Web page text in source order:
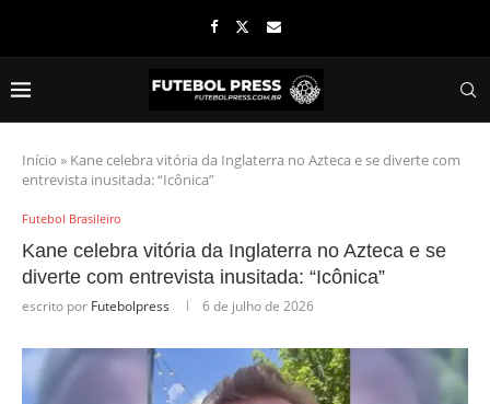
Início » Kane celebra vitória da Inglaterra no Azteca e se diverte com
entrevista inusitada: “Icônica”
Futebol Brasileiro
Kane celebra vitória da Inglaterra no Azteca e se
diverte com entrevista inusitada: “Icônica”
escrito por Futebolpress 6 de julho de 2026